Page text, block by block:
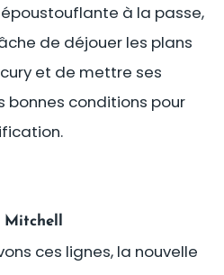
à la passe,
de déjouer les plans
et de mettre ses
bonnes conditions pour
ces lignes, la nouvelle